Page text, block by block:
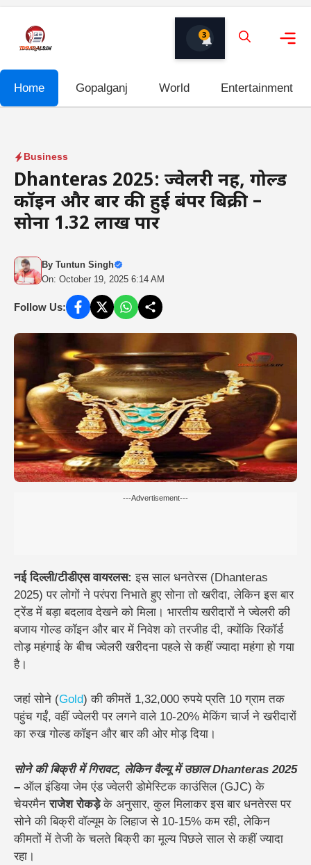
content
3
Home Gopalganj World Entertainment
Business
Dhanteras 2025: ज्वेलरी नहीं, गोल्ड
कॉइन और बार की हुई बंपर बिक्री –
सोना ₹1.32 लाख पार
By Tuntun Singh
On: October 19, 2025 6:14 AM
Follow Us:
---Advertisement---
नई दिल्ली/टीडीएस वायरलस:इस साल धनतेरस (Dhanteras
2025) पर लोगों ने परंपरा निभाते हुए सोना तो खरीदा, लेकिन इस बार
ट्रेंड में बड़ा बदलाव देखने को मिला। भारतीय खरीदारों ने ज्वेलरी की
बजाय गोल्ड कॉइन और बार में निवेश को तरजीह दी, क्योंकि रिकॉर्ड
तोड़ महंगाई के बीच ज्वेलरी खरीदना पहले से कहीं ज्यादा महंगा हो गया
है।
जहां सोने (Gold) की कीमतें 1,32,000 रुपये प्रति 10 ग्राम तक
पहुंच गईं, वहीं ज्वेलरी पर लगने वाले 10-20% मेकिंग चार्ज ने खरीदारों
का रुख गोल्ड कॉइन और बार की ओर मोड़ दिया।
सोने की बिक्री में गिरावट, लेकिन वैल्यू में उछाल Dhanteras 2025
– ऑल इंडिया जेम एंड ज्वेलरी डोमेस्टिक काउंसिल (GJC) के
चेयरमैनराजेश रोकड़ेके अनुसार,कुल मिलाकर इस बार धनतेरस पर
सोने की बिक्री वॉल्यूम के लिहाज से 10-15% कम रही, लेकिन
कीमतों में तेजी के चलते बिक्री का मूल्य पिछले साल से कहीं ज्यादा
रहा।